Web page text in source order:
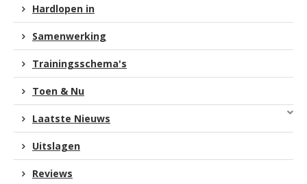
Hardlopen in
Samenwerking
Trainingsschema's
Toen & Nu
Laatste Nieuws
Uitslagen
Reviews